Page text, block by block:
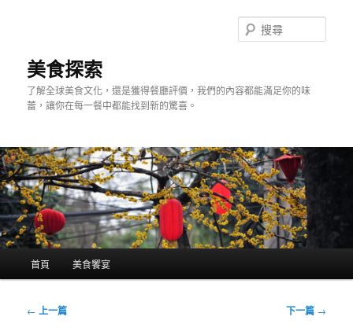
美食探索
了解全球美食文化，還是獲得餐廳評價，我們的內容都能滿足你的味
蕾，讓你在每一餐中都能找到新的驚喜。
尋
首頁 美食饗宴
文
← 上一篇 下一篇 →